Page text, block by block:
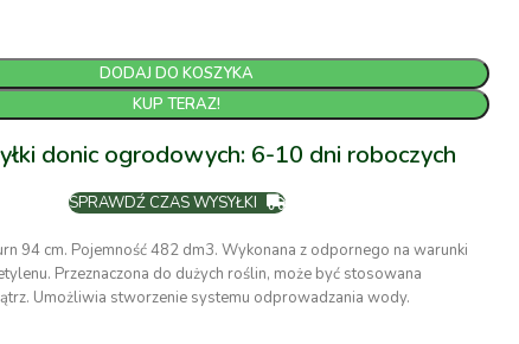
DODAJ DO KOSZYKA
KUP TERAZ!
donic ogrodowych: 6-10 dni roboczych
SPRAWDŹ CZAS WYSYŁKI
94 cm. Pojemność 482 dm3. Wykonana z odpornego na warunki
Przeznaczona do dużych roślin, może być stosowana
Umożliwia stworzenie systemu odprowadzania wody.